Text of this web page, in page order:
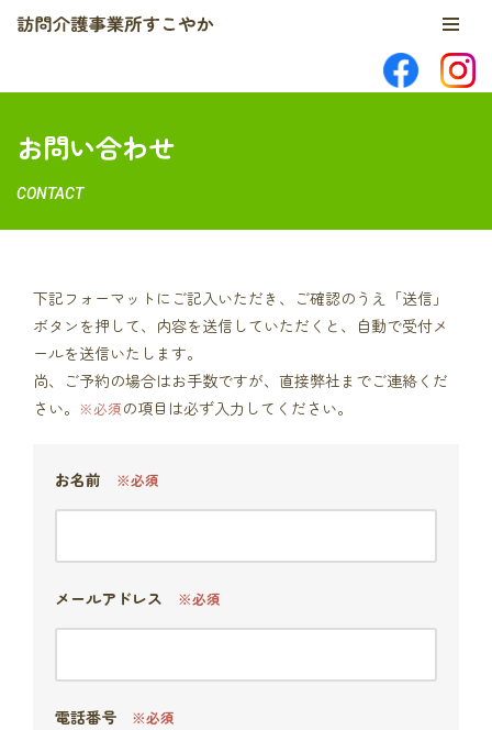
ン
ン
へ
ス
お問い合わせ
CONTACT
下記フォーマットにご記入いただき、ご確認のうえ「送信」
ボタンを押して、内容を送信していただくと、自動で受付メ
ールを送信いたします。
尚、ご予約の場合はお手数ですが、直接弊社までご連絡くだ
さい。 ※必須の項目は必ず入力してください。
お名前 ※必須
メールアドレス ※必須
電話番号 ※必須